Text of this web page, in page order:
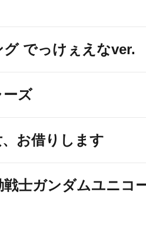
でっけぇえなver.
ーズ
お借りします
士ガンダムユニコ